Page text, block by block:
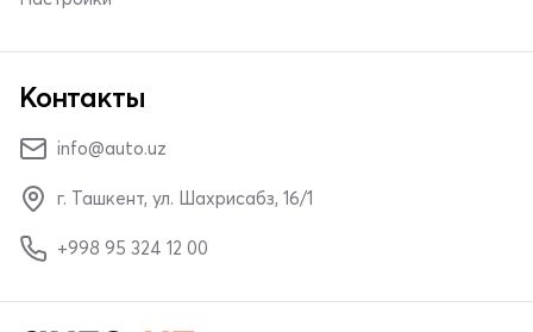
Контакты
info@auto.uz
г. Ташкент, ул. Шахрисабз, 16/1
+998 95 324 12 00